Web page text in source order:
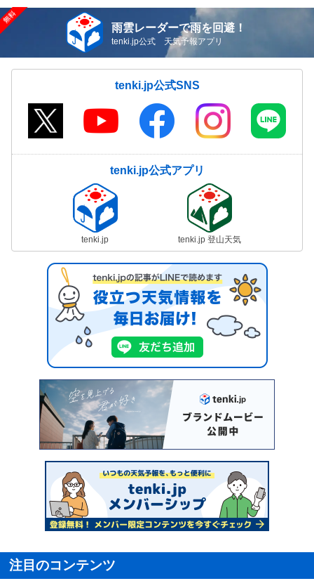
雨雲レーダーで雨を回避！
tenki.jp公式 天気予報アプリ
tenki.jp公式SNS
tenki.jp公式アプリ
tenki.jp tenki.jp 登山天気
注目のコンテンツ